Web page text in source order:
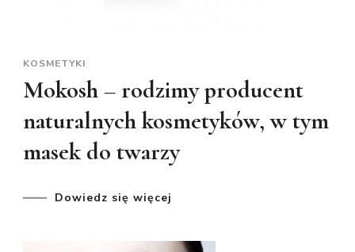
KOSMETYKI
Mokosh – rodzimy producent
naturalnych kosmetyków, w tym
masek do twarzy
Dowiedz się więcej